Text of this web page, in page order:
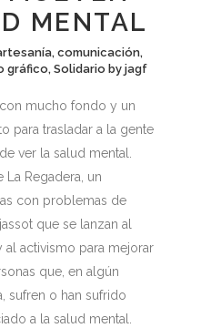
MENTAL
, comunicación,
gráfico, Solidario by jagf
mucho fondo y un
para trasladar a la gente
ver la salud mental.
La Regadera, un
con problemas de
que se lanzan al
activismo para mejorar
que, en algún
sufren o han sufrido
a la salud mental.